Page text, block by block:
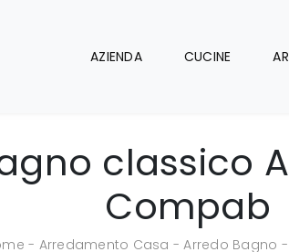
AZIENDA CUCINE
classico
Compab
- Arredamento Casa -Arredo Bagno -